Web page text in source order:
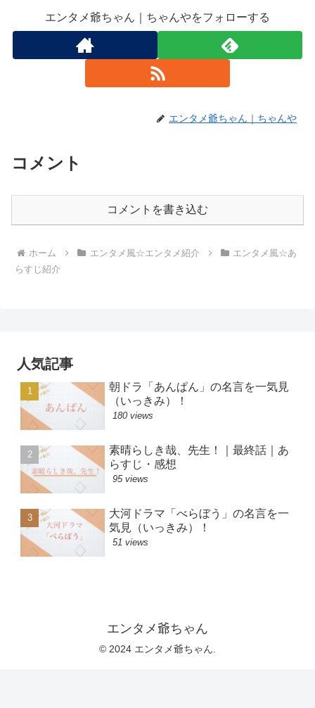
エンタメ爺ちゃん｜ちゃんやをフォローする
エンタメ爺ちゃん｜ちゃんや
コメント
コメントを書き込む
ホーム エンタメ風☆エンタメ紹介
エンタメ風☆あ
らすじ紹介
人気記事
朝ドラ「あんぱん」の名言を一気見
（いっきみ）！
180 views
素晴らしき哉、先生！｜最終話｜あ
らすじ・感想
95 views
大河ドラマ「べらぼう」の名言を一
気見（いっきみ）！
51 views
エンタメ爺ちゃん
© 2024 エンタメ爺ちゃん.